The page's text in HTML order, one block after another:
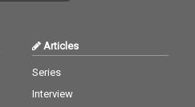
Articles
Series
Interview